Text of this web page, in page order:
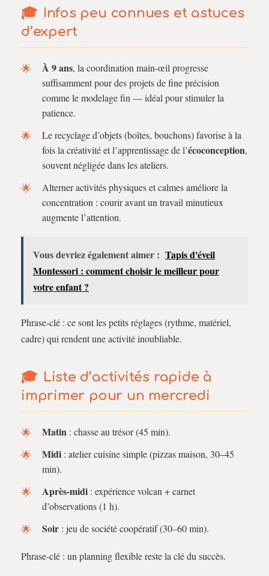
Infos peu connues et astuces
d’expert
À 9 ans, la coordination main‑œil progresse
suffisamment pour des projets de fine précision
comme le modelage fin — idéal pour stimuler la
patience.
Le recyclage d’objets (boîtes, bouchons) favorise à la
fois la créativité et l’apprentissage de l’écoconception,
souvent négligée dans les ateliers.
Alterner activités physiques et calmes améliore la
concentration : courir avant un travail minutieux
augmente l’attention.
Vous devriez également aimer : Tapis d'éveil
Montessori : comment choisir le meilleur pour
votre enfant ?
Phrase-clé : ce sont les petits réglages (rythme, matériel,
cadre) qui rendent une activité inoubliable.
Liste d’activités rapide à
imprimer pour un mercredi
Matin : chasse au trésor (45 min).
Midi : atelier cuisine simple (pizzas maison, 30–45
min).
Après-midi : expérience volcan + carnet
d’observations (1 h).
Soir : jeu de société coopératif (30–60 min).
Phrase-clé : un planning flexible reste la clé du succès.